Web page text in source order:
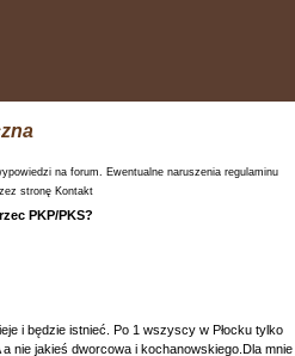
na forum. Ewentualne naruszenia regulaminu
stronę Kontakt
PKP/PKS?
i będzie istnieć. Po 1 wszyscy w Płocku tylko
nie jakieś dworcowa i kochanowskiego.Dla mnie